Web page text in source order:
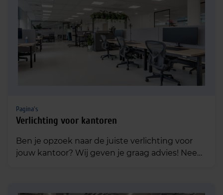
Pagina's
Verlichting voor kantoren
Ben je opzoek naar de juiste verlichting voor
jouw kantoor? Wij geven je graag advies! Neem